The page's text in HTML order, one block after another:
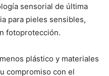
sensorial de última
para pieles sensibles,
fotoprotección.
plástico y materiales
compromiso con el